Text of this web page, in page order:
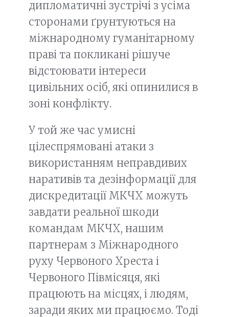
дипломатичні зустрічі з усіма
сторонами ґрунтуються на
міжнародному гуманітарному
праві та покликані рішуче
відстоювати інтереси
цивільних осіб, які опинилися в
зоні конфлікту.
У той же час умисні
цілеспрямовані атаки з
використанням неправдивих
наративів та дезінформації для
дискредитації МКЧХ можуть
завдати реальної шкоди
командам МКЧХ, нашим
партнерам з Міжнародного
руху Червоного Хреста і
Червоного Півмісяця, які
працюють на місцях, і людям,
заради яких ми працюємо. Тоді